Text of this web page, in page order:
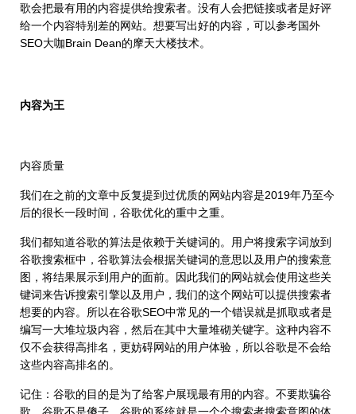
歌会把最有用的内容提供给搜索者。没有人会把链接或者是好评
给一个内容特别差的网站。想要写出好的内容，可以参考国外
SEO大咖Brain Dean的摩天大楼技术。
内容为王
内容质量
我们在之前的文章中反复提到过优质的网站内容是2019年乃至今
后的很长一段时间，谷歌优化的重中之重。
我们都知道谷歌的算法是依赖于关键词的。用户将搜索字词放到
谷歌搜索框中，谷歌算法会根据关键词的意思以及用户的搜索意
图，将结果展示到用户的面前。因此我们的网站就会使用这些关
键词来告诉搜索引擎以及用户，我们的这个网站可以提供搜索者
想要的内容。所以在谷歌SEO中常见的一个错误就是抓取或者是
编写一大堆垃圾内容，然后在其中大量堆砌关键字。这种内容不
仅不会获得高排名，更妨碍网站的用户体验，所以谷歌是不会给
这些内容高排名的。
记住：谷歌的目的是为了给客户展现最有用的内容。不要欺骗谷